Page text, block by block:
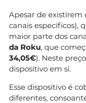
Apesar de existirem
canais específicos),
maior parte dos
da Roku, que
34,05€). Neste
dispositivo em si.
Esse dispositivo é
diferentes,